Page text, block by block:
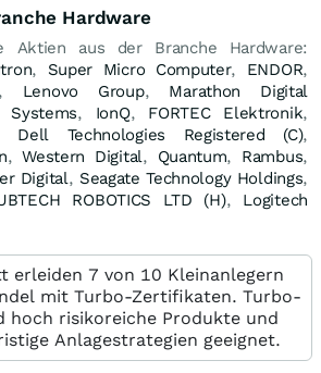
Hardware
Aktien aus der Branche Hardware:
, Super Micro Computer, ENDOR,
, Lenovo Group, Marathon Digital
Systems, IonQ, FORTEC Elektronik,
Dell Technologies Registered (C),
,Western Digital, Quantum, Rambus,
Digital, Seagate Technology Holdings,
ROBOTICS LTD (H), Logitech
erleiden 7 von 10 Kleinanlegern
mit Turbo-Zertifikaten. Turbo-
hoch risikoreiche Produkte und
Anlagestrategien geeignet.